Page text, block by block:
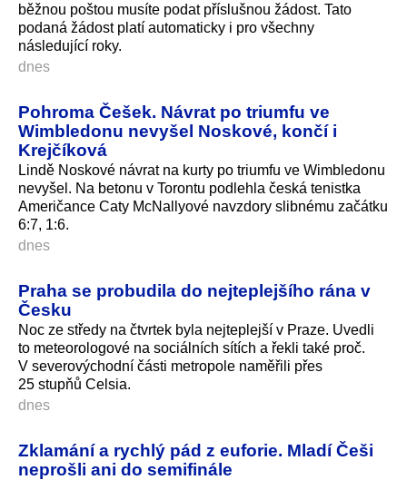
běžnou poštou musíte podat příslušnou žádost. Tato
podaná žádost platí automaticky i pro všechny
následující roky.
dnes
Pohroma Češek. Návrat po triumfu ve
Wimbledonu nevyšel Noskové, končí i
Krejčíková
Lindě Noskové návrat na kurty po triumfu ve Wimbledonu
nevyšel. Na betonu v Torontu podlehla česká tenistka
Američance Caty McNallyové navzdory slibnému začátku
6:7, 1:6.
dnes
Praha se probudila do nejteplejšího rána v
Česku
Noc ze středy na čtvrtek byla nejteplejší v Praze. Uvedli
to meteorologové na sociálních sítích a řekli také proč.
V severovýchodní části metropole naměřili přes
25 stupňů Celsia.
dnes
Zklamání a rychlý pád z euforie. Mladí Češi
neprošli ani do semifinále